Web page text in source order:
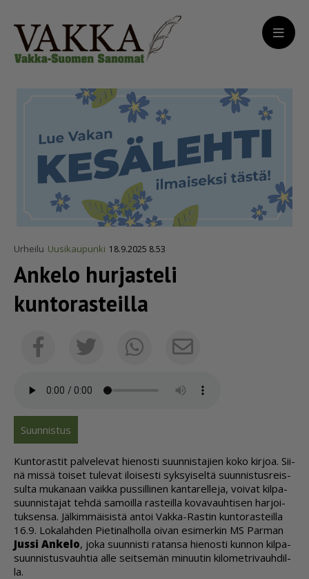
Urheilu Uusikaupunki 18.9.2025 8.53
Ankelo hurjasteli
kuntorasteilla
FacebookTwitterWhatsappSähköposti
Suun­nis­tus
Kun­to­ras­tit pal­ve­le­vat hie­nos­ti suun­nis­ta­jien koko kir­joa. Sii­
nä mis­sä toi­set tu­le­vat iloi­ses­ti syk­syi­sel­tä suun­nis­tus­reis­
sul­ta mu­ka­naan vaik­ka pus­sil­li­nen kan­ta­rel­le­ja, voi­vat kil­pa­
suun­nis­ta­jat teh­dä sa­moil­la ras­teil­la ko­va­vauh­ti­sen har­joi­
tuk­sen­sa. Jäl­kim­mäi­sis­tä an­toi Vak­ka-Ras­tin kun­to­ras­teil­la
16.9. Lo­ka­lah­den Pie­ti­nal­hol­la oi­van esi­mer­kin MS Par­man
Jus­si An­ke­lo, joka suun­nis­ti ra­tan­sa hie­nos­ti kun­non kil­pa­
suun­nis­tus­vauh­tia al­le seit­se­män mi­nuu­tin ki­lo­met­ri­vauh­dil­
la.